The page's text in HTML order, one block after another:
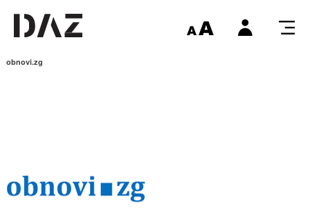
obnovi.zg